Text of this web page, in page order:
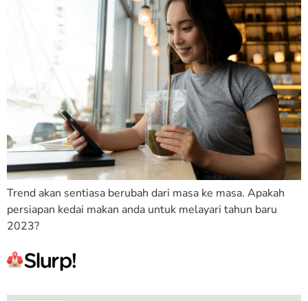
Trend akan sentiasa berubah dari masa ke masa. Apakah
persiapan kedai makan anda untuk melayari tahun baru
2023?